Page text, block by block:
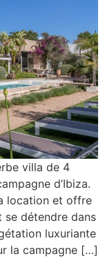
villa de 4
d’Ibiza.
location et offre
se détendre dans
luxuriante
la campagne […]